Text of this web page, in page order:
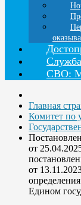
СВО:
Главная
Комитет по
от
от
Едином